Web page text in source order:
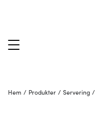
Hem / Produkter / Servering /